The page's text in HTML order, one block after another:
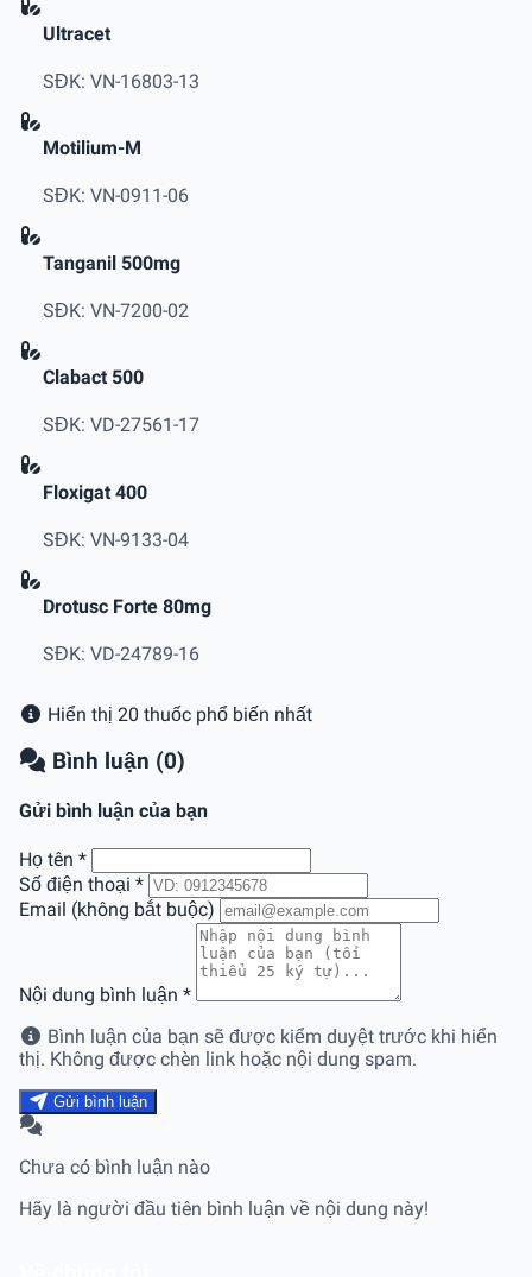
Ultracet
SĐK: VN-16803-13
Motilium-M
SĐK: VN-0911-06
Tanganil 500mg
SĐK: VN-7200-02
Clabact 500
SĐK: VD-27561-17
Floxigat 400
SĐK: VN-9133-04
Drotusc Forte 80mg
SĐK: VD-24789-16
Hiển thị 20 thuốc phổ biến nhất
Bình luận (0)
Gửi bình luận của bạn
Họ tên *
Số điện thoại *
Email (không bắt buộc)
Nội dung bình luận *
Bình luận của bạn sẽ được kiểm duyệt trước khi hiển
thị. Không được chèn link hoặc nội dung spam.
Gửi bình luận
Chưa có bình luận nào
Hãy là người đầu tiên bình luận về nội dung này!